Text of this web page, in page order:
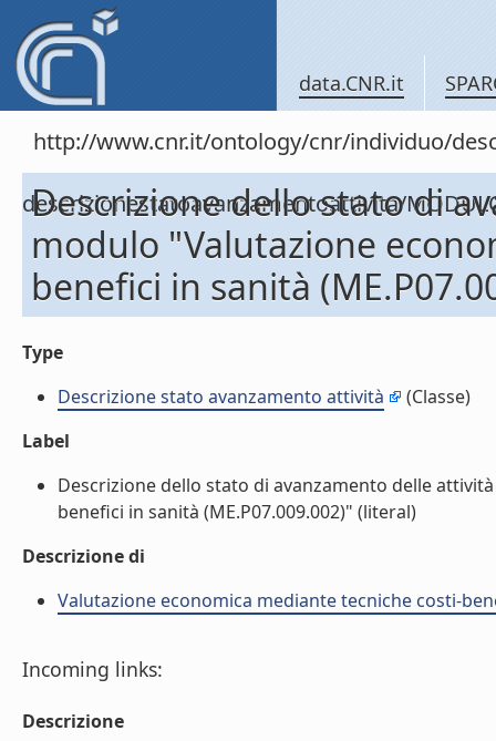
data.CNR.it
http://www.cnr.it/ontology/cnr/individuo/
descrizionestatoavanzamentoattivita/
Descrizione dello stato di
modulo "Valutazione
benefici in sanità
Type
Descrizione stato avanzamento attività
(Classe)
Label
Descrizione dello stato di avanzamento delle
benefici in sanità (ME.P07.009.002)" (literal)
Descrizione di
Valutazione economica mediante tecniche costi-
Incoming links:
Descrizione